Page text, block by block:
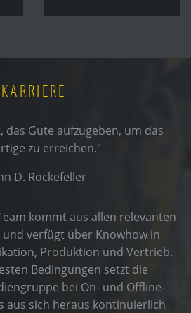
KARRIERE
das Gute aufzugeben, um das
zu erreichen."
D. Rockefeller
kommt aus allen relevanten
verfügt über Knowhow in
Produktion und Vertrieb.
Bedingungen setzt die
bei On- und Offline-
aus sich heraus kontinuierlich